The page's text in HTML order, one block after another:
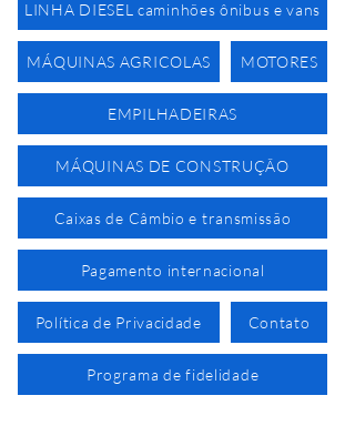
LINHA DIESEL caminhões ônibus e vans
MÁQUINAS AGRICOLAS MOTORES
EMPILHADEIRAS
MÁQUINAS DE CONSTRUÇÃO
Caixas de Câmbio e transmissão
Pagamento internacional
Política de Privacidade Contato
Programa de fidelidade